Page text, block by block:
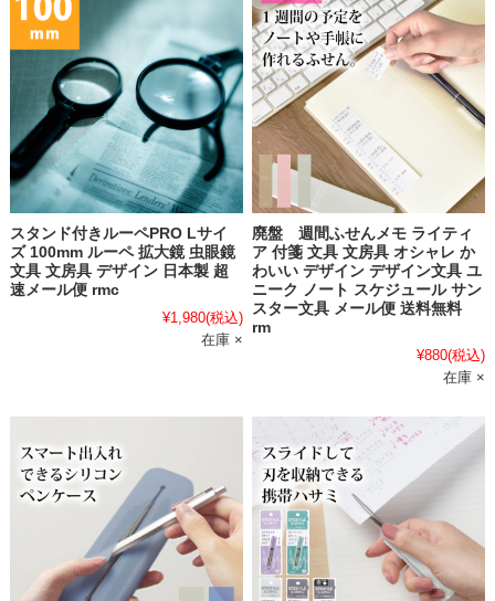
スタンド付きルーペPRO Lサイ
ズ 100mm ルーペ 拡大鏡 虫眼鏡
文具 文房具 デザイン 日本製 超
速メール便 rmc
¥1,980(税込)
在庫 ×
廃盤 週間ふせんメモ ライティ
ア 付箋 文具 文房具 オシャレ か
わいい デザイン デザイン文具 ユ
ニーク ノート スケジュール サン
スター文具 メール便 送料無料
rm
¥880(税込)
在庫 ×